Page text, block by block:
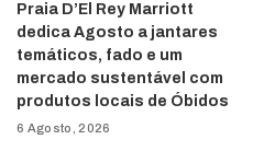
Praia D’El Rey Marriott
dedica Agosto a jantares
temáticos, fado e um
mercado sustentável com
produtos locais de Óbidos
6 Agosto, 2026